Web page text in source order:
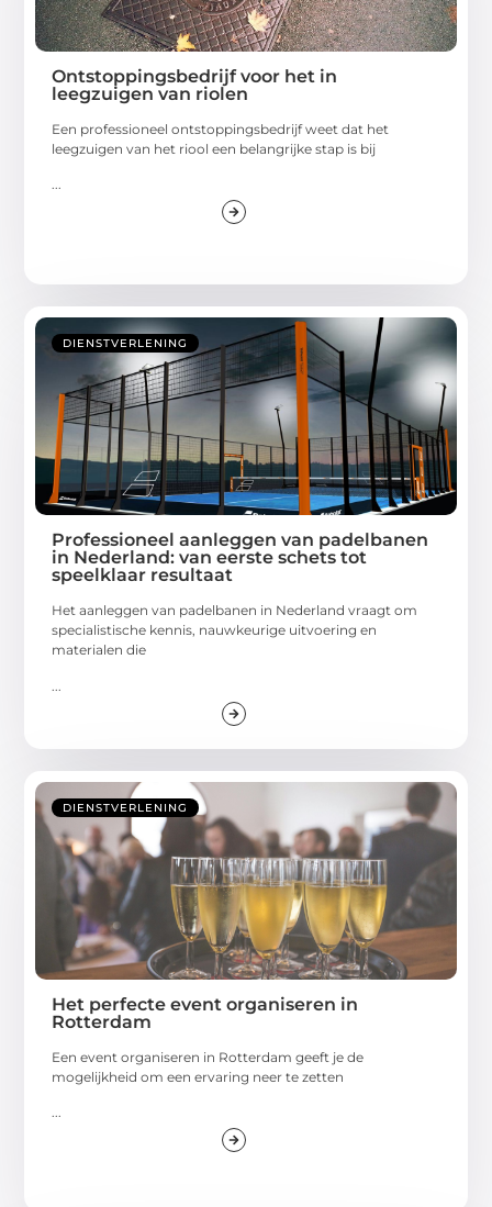
Ontstoppingsbedrijf voor het in
leegzuigen van riolen
Een professioneel ontstoppingsbedrijf weet dat het
leegzuigen van het riool een belangrijke stap is bij
...
DIENSTVERLENING
Professioneel aanleggen van padelbanen
in Nederland: van eerste schets tot
speelklaar resultaat
Het aanleggen van padelbanen in Nederland vraagt om
specialistische kennis, nauwkeurige uitvoering en
materialen die
DIENSTVERLENING
Het perfecte event organiseren in
Rotterdam
Een event organiseren in Rotterdam geeft je de
mogelijkheid om een ervaring neer te zetten